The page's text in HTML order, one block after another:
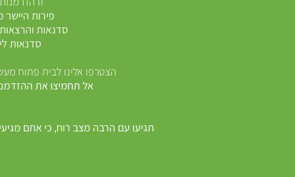
פירות
סדנאות
סדנאות
הצטרפו אלינו לבית פתוח
אל תחמיצו את
תגיעו עם הרבה מצב רוח, כי אתם